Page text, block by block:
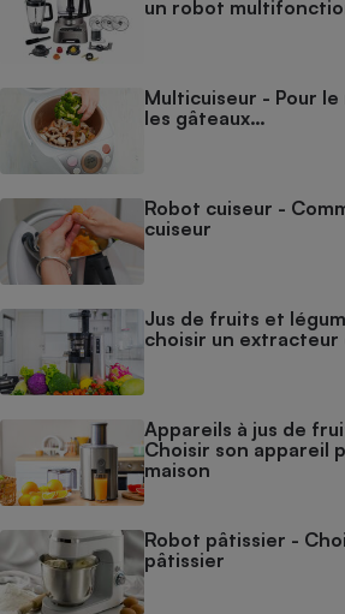
un robot
Multicuiseur - Pour
les gâteaux…
Robot cuiseur -
cuiseur
Jus de fruits et
choisir un extracteur
Appareils à jus de
Choisir son appareil
maison
Robot pâtissier -
pâtissier